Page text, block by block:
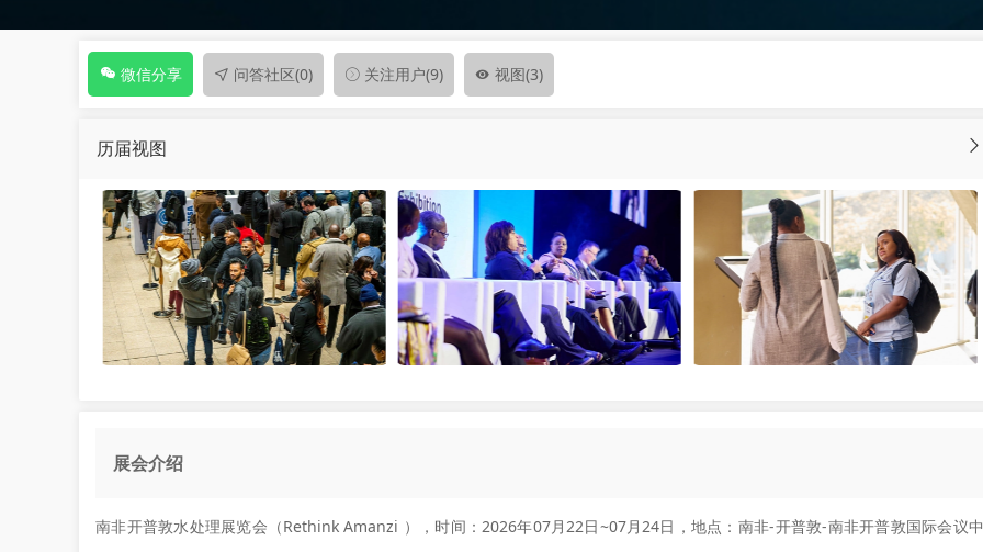
微信分享 问答社区(0) 关注用户(9) 视图(3)
历届视图
展会介绍
南非开普敦水处理展览会（Rethink Amanzi ），时间：2026年07月22日~07月24日，地点：南非-开普敦-南非开普敦国际会议中